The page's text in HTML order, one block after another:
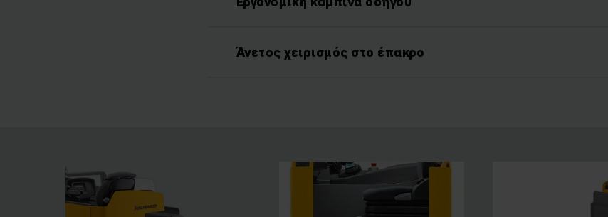
Άνετος χειρισμός στο έπακρο